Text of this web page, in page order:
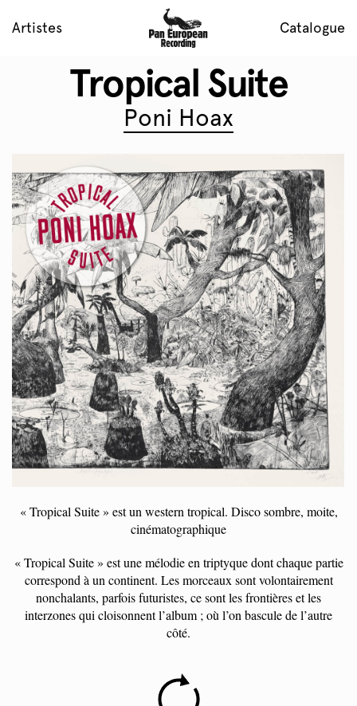
Artistes Catalogue
Tropical Suite
Poni Hoax
« Tropical Suite » est un western tropical. Disco sombre, moite,
cinématographique
« Tropical Suite » est une mélodie en triptyque dont chaque partie
correspond à un continent. Les morceaux sont volontairement
nonchalants, parfois futuristes, ce sont les frontières et les
interzones qui cloisonnent l’album ; où l’on bascule de l’autre
côté.